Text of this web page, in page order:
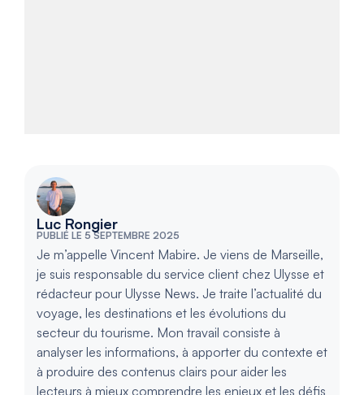
Luc Rongier
PUBLIÉ LE 5 SEPTEMBRE 2025
Je m’appelle Vincent Mabire. Je viens de Marseille,
je suis responsable du service client chez Ulysse et
rédacteur pour Ulysse News. Je traite l’actualité du
voyage, les destinations et les évolutions du
secteur du tourisme. Mon travail consiste à
analyser les informations, à apporter du contexte et
à produire des contenus clairs pour aider les
lecteurs à mieux comprendre les enjeux et les défis